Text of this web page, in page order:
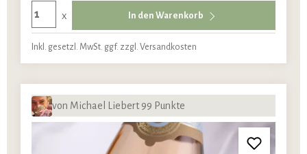
x In den Warenkorb
Inkl. gesetzl. MwSt. ggf. zzgl. Versandkosten
von Michael Liebert 99 Punkte